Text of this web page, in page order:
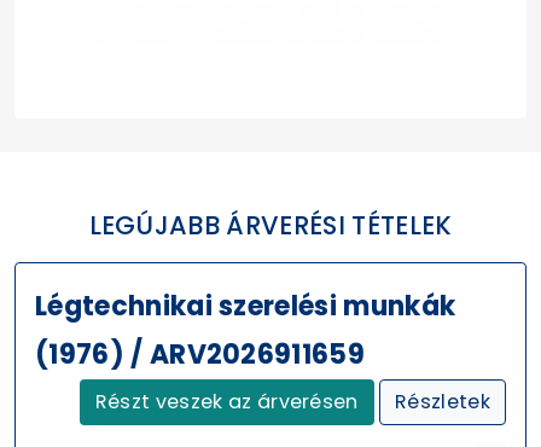
LEGÚJABB ÁRVERÉSI TÉTELEK
Légtechnikai szerelési munkák
(1976) / ARV2026911659
Részt veszek az árverésen Részletek